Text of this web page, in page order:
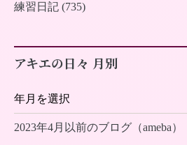
練習日記 (735)
アキエの日々 月別
2023年4月以前のブログ（ameba）